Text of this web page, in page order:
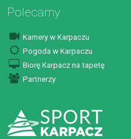
Polecamy
Kamery w Karpaczu
Pogoda w Karpaczu
Biorę Karpacz na tapetę
Partnerzy